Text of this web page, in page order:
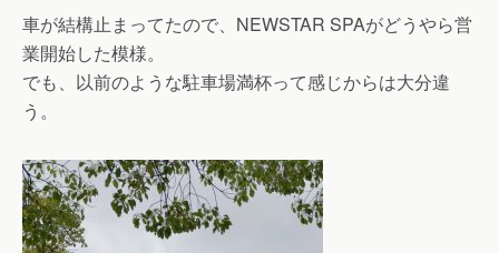
車が結構止まってたので、NEWSTAR SPAがどうやら営
業開始した模様。
でも、以前のような駐車場満杯って感じからは大分違
う。